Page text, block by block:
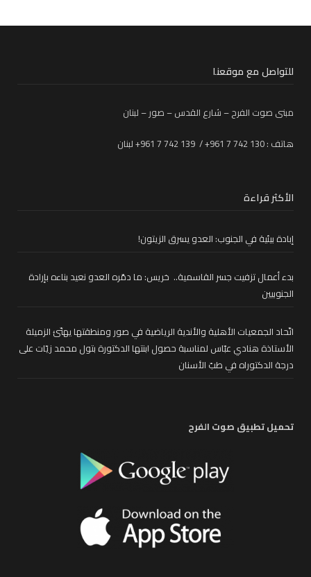
للتواصل مع موقعنا
مبنى صوت الفرح – شارع القدس – صور – لبنان
هاتف : 130 742 7 961+ / 139 742 7 961+ لبنان
الأكثر قراءة
إبادة بيئية في الجنوب: العدو يسرق الزيتون!
بدء أعمال تزفيت جسر القاسمية.. خريس: ما دمّره العدو نعيد بناءه بإرادة
الجنوبيين
اتّحاد الجمعيات الأهلية والأندية الرياضية في صور ومنطقتها يهنّئ الزميلة
الأستاذة هنادي عبّاس لمناسبة حصول ابنتها الدكتورة بتول محمد زيّات على
درجة الدكتوراه في طبّ الأسنان
تحميل تطبيق صوت الفرح